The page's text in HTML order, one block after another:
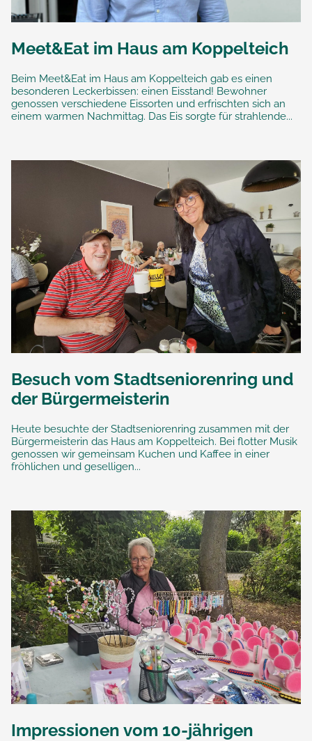
Meet&Eat im Haus am Koppelteich
Beim Meet&Eat im Haus am Koppelteich gab es einen
besonderen Leckerbissen: einen Eisstand! Bewohner
genossen verschiedene Eissorten und erfrischten sich an
einem warmen Nachmittag. Das Eis sorgte für strahlende...
Besuch vom Stadtseniorenring und
der Bürgermeisterin
Heute besuchte der Stadtseniorenring zusammen mit der
Bürgermeisterin das Haus am Koppelteich. Bei flotter Musik
genossen wir gemeinsam Kuchen und Kaffee in einer
fröhlichen und geselligen...
Impressionen vom 10-jährigen